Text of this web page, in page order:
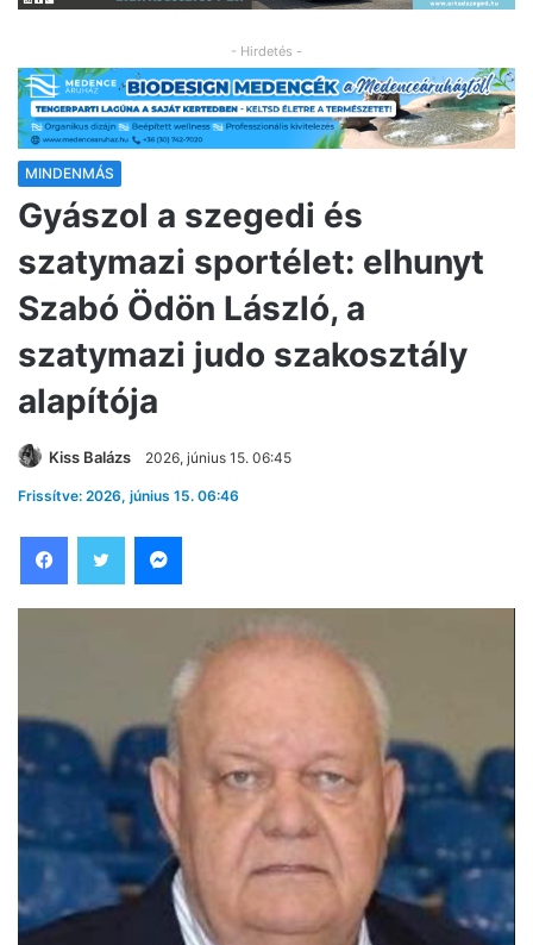
- Hirdetés -
MINDENMÁS
Gyászol a szegedi és
szatymazi sportélet: elhunyt
Szabó Ödön László, a
szatymazi judo szakosztály
alapítója
Kiss Balázs 2026, június 15. 06:45
Frissítve: 2026, június 15. 06:46